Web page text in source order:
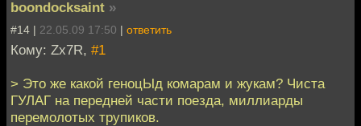
boondocksaint »
#14 | 22.05.09 17:50 | ответить
Кому: Zx7R, #1
> Это же какой геноцЫд комарам и жукам? Чиста
ГУЛАГ на передней части поезда, миллиарды
перемолотых трупиков.